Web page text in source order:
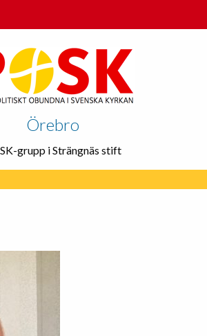
Örebro
grupp i Strängnäs stift